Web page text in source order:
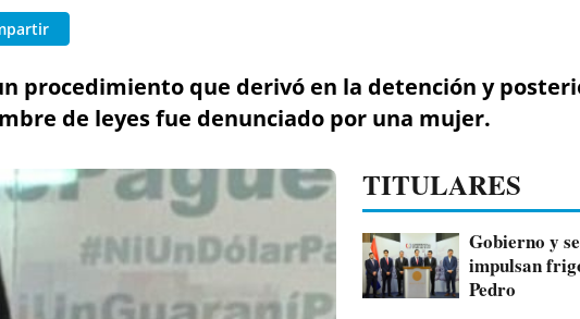
procedimiento que derivó en la detención y
de leyes fue denunciado por una mujer.
TITULARES
Gobierno y
impulsan
Pedro